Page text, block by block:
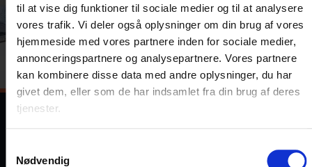
til at vise dig funktioner til sociale medier og til at analysere
vores trafik. Vi deler også oplysninger om din brug af vores
hjemmeside med vores partnere inden for sociale medier,
annonceringspartnere og analysepartnere. Vores partnere
kan kombinere disse data med andre oplysninger, du har
givet dem, eller som de har indsamlet fra din brug af deres
tjenester.
Nødvendig